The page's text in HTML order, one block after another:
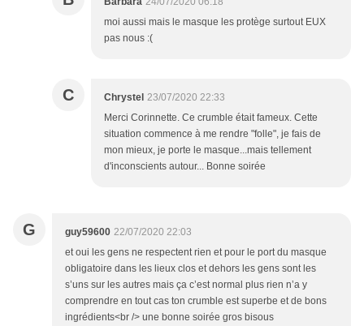
moi aussi mais le masque les protège surtout EUX
pas nous :(
C Chrystel 23/07/2020 22:33
Merci Corinnette. Ce crumble était fameux. Cette
situation commence à me rendre "folle", je fais de
mon mieux, je porte le masque...mais tellement
d'inconscients autour... Bonne soirée
G guy59600 22/07/2020 22:03
et oui les gens ne respectent rien et pour le port du masque
obligatoire dans les lieux clos et dehors les gens sont les
s’uns sur les autres mais ça c’est normal plus rien n’a y
comprendre en tout cas ton crumble est superbe et de bons
ingrédients<br /> une bonne soirée gros bisous